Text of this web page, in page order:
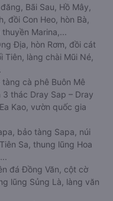
Bãi Sau, Hồ Mây,
đồi Con Heo, hòn Bà,
Marina,...
Địa, hòn Rơm, đồi cát
Tiên, làng chài Mũi Né,
tàng cà phê Buôn Mê
thác Dray Sap – Dray
Kao, vườn quốc gia
bảo tàng Sapa, núi
Sa, thung lũng Hoa
đá Đồng Văn, cột cờ
lũng Sủng Là, làng văn